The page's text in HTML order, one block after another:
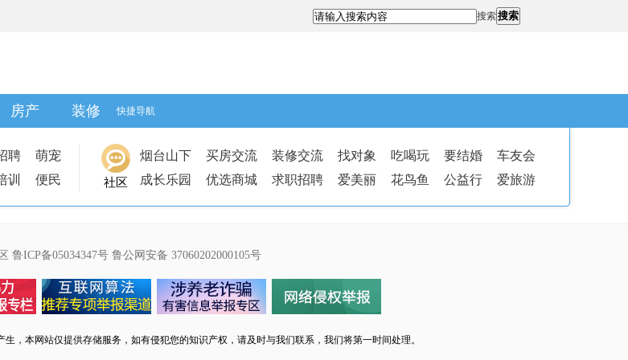
搜索搜索
房产 装修 快捷导航
聘
萌宠
训 便民 社区
烟台山下 买房交流 装修交流 找对象 吃喝玩 要结婚
车友会
成长乐园
优选商城 求职招聘 爱美丽 花鸟鱼 公益行 爱旅游
鲁ICP备05034347号 鲁公网安备 37060202000105号
，本网站仅提供存储服务，如有侵犯您的知识产权，请及时与我们联系，我们将第一时间处理。